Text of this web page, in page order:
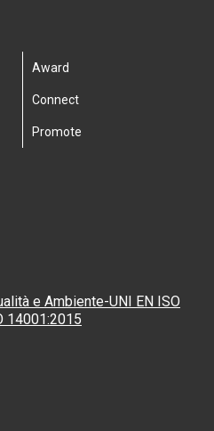
Award
Connect
Promote
e Ambiente-UNI EN ISO
14001:2015